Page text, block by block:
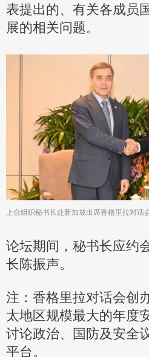
表提出的、有关各成员
展的相关问题。
上合组织秘书长赴新加坡出席香格里拉对话
论坛期间，秘书长应约
长陈振声。
注：香格里拉对话会创
太地区规模最大的年度
讨论政治、国防及安全
平台。